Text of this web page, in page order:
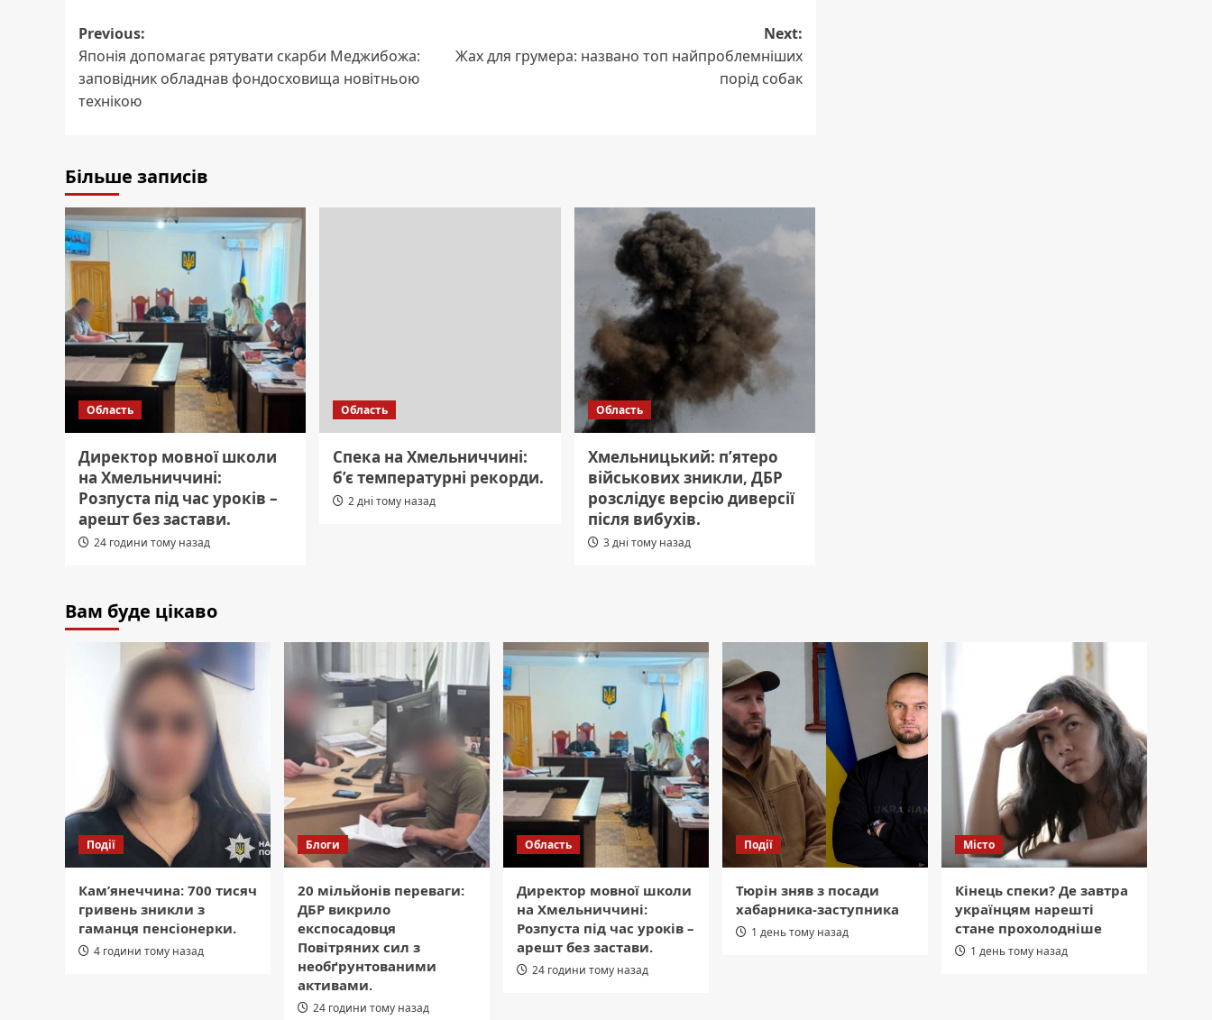
Post
navigation
Previous:
Японія допомагає рятувати скарби Меджибожа:
заповідник обладнав фондосховища новітньою
технікою
Next:
Жах для грумера: названо топ найпроблемніших
порід собак
Більше записів
Область
Директор мовної школи
на Хмельниччині:
Розпуста під час уроків –
арешт без застави.
24 години тому назад
Область
Спека на Хмельниччині:
б’є температурні рекорди.
2 дні тому назад
Область
Хмельницький: п’ятеро
військових зникли, ДБР
розслідує версію диверсії
після вибухів.
3 дні тому назад
Вам буде цікаво
Події
Кам’янеччина: 700 тисяч
гривень зникли з
гаманця пенсіонерки.
4 години тому назад
Блоги
20 мільйонів переваги:
ДБР викрило
експосадовця
Повітряних сил з
необґрунтованими
активами.
24 години тому назад
Область
Директор мовної школи
на Хмельниччині:
Розпуста під час уроків –
арешт без застави.
24 години тому назад
Події
Тюрін зняв з посади
хабарника-заступника
1 день тому назад
Місто
Кінець спеки? Де завтра
українцям нарешті
стане прохолодніше
1 день тому назад